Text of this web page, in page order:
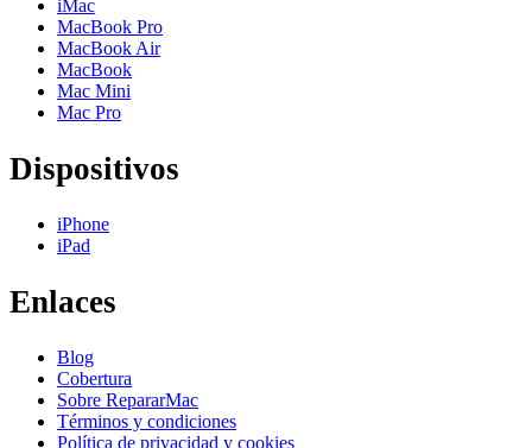
iMac
MacBook Pro
MacBook Air
MacBook
Mac Mini
Mac Pro
Dispositivos
iPhone
iPad
Enlaces
Blog
Cobertura
Sobre RepararMac
Términos y condiciones
Política de privacidad y cookies